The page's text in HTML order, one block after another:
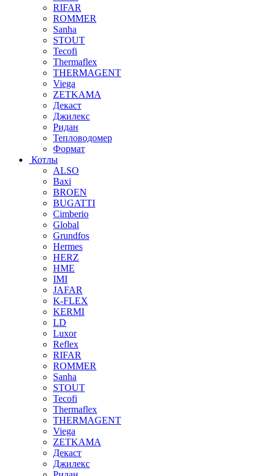
RIFAR
ROMMER
Sanha
STOUT
Tecofi
Thermaflex
THERMAGENT
Viega
ZETKAMA
Декаст
Джилекс
Ридан
Тепловодомер
Формат
Котлы
ALSO
Baxi
BROEN
BUGATTI
Cimberio
Global
Grundfos
Hermes
HERZ
HME
IMI
JAFAR
K-FLEX
KERMI
LD
Luxor
Reflex
RIFAR
ROMMER
Sanha
STOUT
Tecofi
Thermaflex
THERMAGENT
Viega
ZETKAMA
Декаст
Джилекс